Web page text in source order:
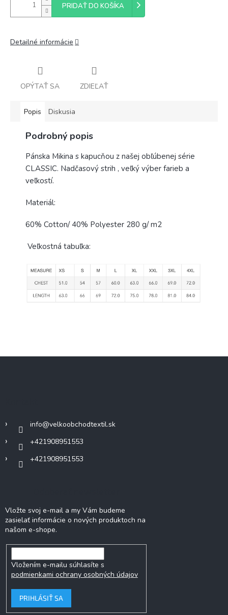
PRIDAŤ DO KOŠÍKA
Detailné informácie
OPÝTAŤ SA ZDIEĽAŤ
Popis Diskusia
Podrobný popis
Pánska Mikina s kapucňou z našej obľúbenej série
CLASSIC. Nadčasový strih , veľký výber farieb a
veľkostí.
Materiál:
60% Cotton/ 40% Polyester 280 g/ m2
Veľkostná tabuľka:
info@velkoobchodtextil.sk
+421908951553
+421908951553
Vložte svoj e-mail a my Vám budeme
zasielať informácie o nových produktoch na
našom e-shope.
Vložením e-mailu súhlasíte s
podmienkami ochrany osobných údajov
PRIHLÁSIŤ SA